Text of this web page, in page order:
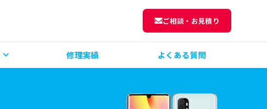
ご相談・お見積り
修理実績 よくある質問